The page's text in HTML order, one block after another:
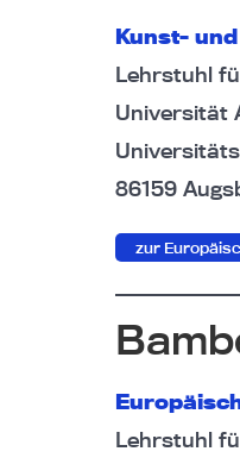
Kunst-
Lehrstuhl
Universität
86159
zur
Lehrstuhl